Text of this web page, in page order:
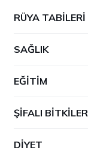
RÜYA TABILERI
SAĞLIK
EĞITIM
ŞIFALI BITKILER
DIYET